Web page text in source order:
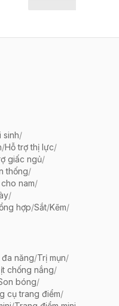
sinh/
/Hỗ trợ thị lực/
giấc ngủ/
thống/
nam/
/
hợp/Sắt/Kẽm/
năng/Trị mụn/
chống nắng/
bóng/
cụ trang điểm/